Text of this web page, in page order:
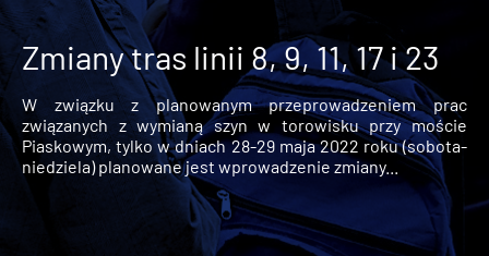
Zmiany tras linii 8, 9, 11, 17 i 23
W związku z planowanym przeprowadzeniem prac
związanych z wymianą szyn w torowisku przy moście
Piaskowym, tylko w dniach 28-29 maja 2022 roku (sobota-
niedziela) planowane jest wprowadzenie zmiany...